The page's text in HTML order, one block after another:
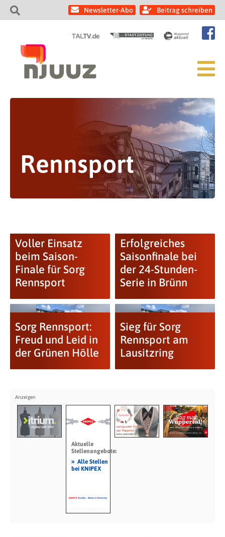
Newsletter-Abo Beitrag schreiben
Rennsport
Voller Einsatz
beim Saison-
Finale für Sorg
Rennsport
Erfolgreiches
Saisonfinale bei
der 24-Stunden-
Serie in Brünn
Sorg Rennsport:
Freud und Leid in
der Grünen Hölle
Sieg für Sorg
Rennsport am
Lausitzring
Aktuelle
Stellenangebote:
» Alle Stellen
bei KNIPEX